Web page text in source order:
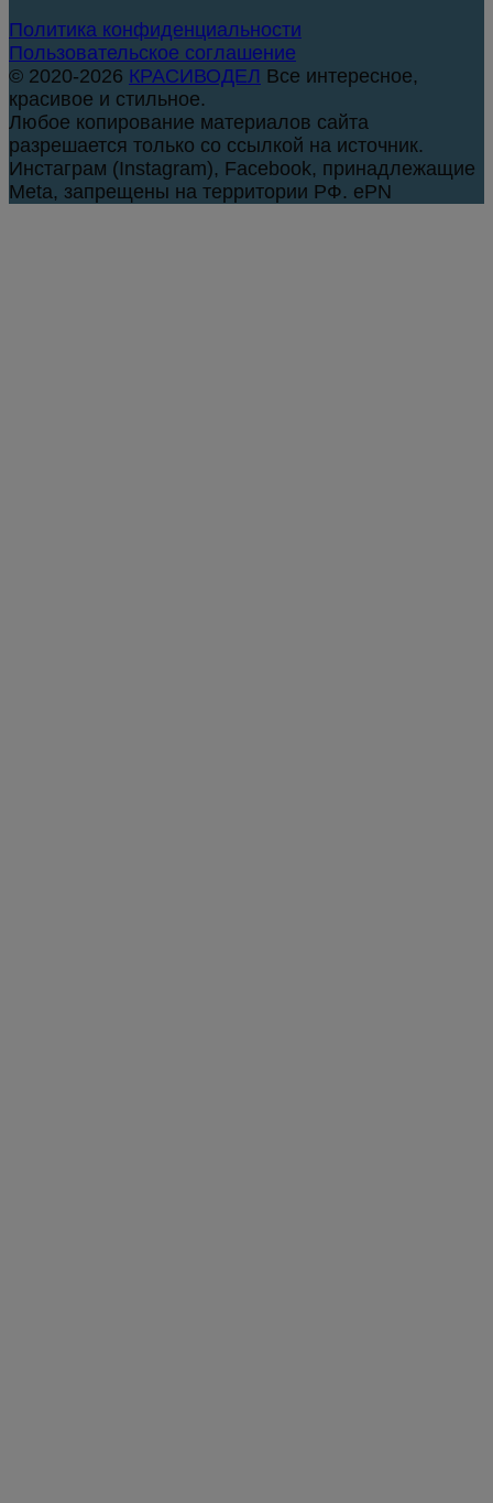
Политика конфиденциальности
Пользовательское соглашение
© 2020-2026 КРАСИВОДЕЛ Все интересное,
красивое и стильное.
Любое копирование материалов сайта
разрешается только со ссылкой на источник.
Инстаграм (Instagram), Facebook, принадлежащие
Meta, запрещены на территории РФ. ePN